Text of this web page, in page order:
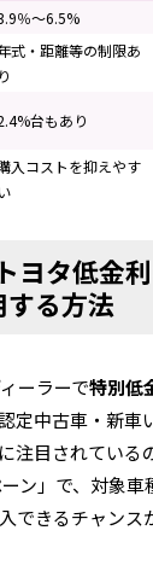
％～6.5%
式・距離等の制限あ
り
台もあり
入コストを抑えやす
い
ヨタ低金
る方法
ーラーで特別低
定中古車・新車
注目されている
ン」で、対象車
できるチャンス